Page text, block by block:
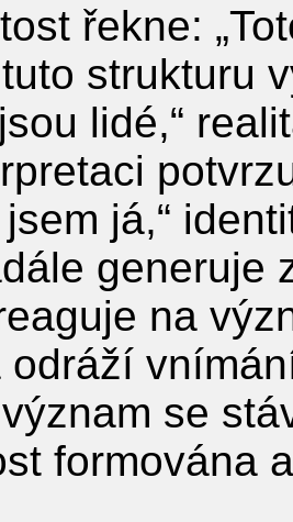
řekne:
strukturu
lidé,“
jsem já,“
generuje
na
odráží
se
formována